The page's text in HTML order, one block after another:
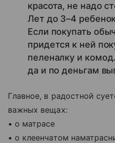
красота, не надо
Лет до 3–4
Если покупать
придется к ней
пеленалку и
да и по деньгам
Главное, в радостной
важных вещах:
• о матрасе
• о клеенчатом